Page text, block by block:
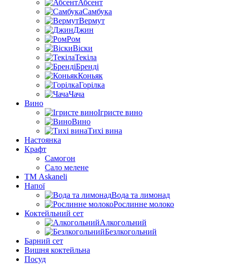
Абсент
Самбука
Вермут
Джин
Ром
Віски
Текіла
Бренді
Коньяк
Горілка
Чача
Вино
Ігристе вино
Вино
Тихі вина
Настоянка
Крафт
Самогон
Сало мелене
ТМ Askaneli
Напої
Вода та лимонад
Рослинне молоко
Коктейльний сет
Алкогольний
Безлкогольний
Барний сет
Вишня коктейльна
Посуд